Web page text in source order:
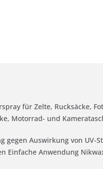
für Zelte, Rucksäcke,
Motorrad- und
Auswirkung von UV-
Einfache Anwendung